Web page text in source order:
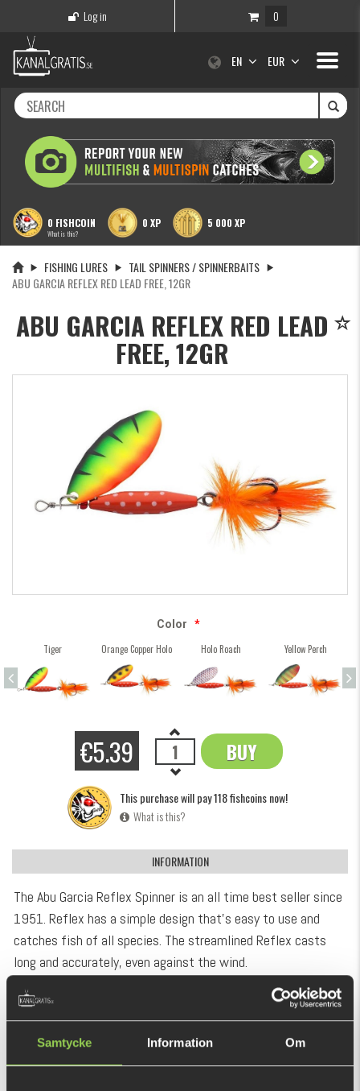
Samtycke Information Om
Log in 0
Toggle
EN EUR
0 FISHCOIN
What is this?
0 XP 5 000 XP
FISHING LURES
TAIL SPINNERS / SPINNERBAITS
ABU GARCIA REFLEX RED LEAD FREE, 12GR
ABU GARCIA REFLEX RED LEAD
FREE, 12GR
Color
*
Tiger
Orange Copper Holo Holo Roach Yellow Perch
€5.39 BUY
OK
This purchase will pay 118 fishcoins now!
What is this?
INFORMATION
The Abu Garcia Reflex Spinner is an all time best seller since
1951. Reflex has a simple design that's easy to use and
catches fish of all species. The streamlined Reflex casts
long and accurately, even against the wind.
And there's a strong possibility that any retrieve will
experience the strike of a bass, trout, pike, perch and chub
or just about any freshwater/saltwater fish imaginable. It's
RECOMMENDED PRODUCTS